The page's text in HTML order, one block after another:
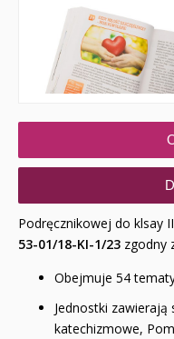
Podręcznikowej do klsay
53-01/18-KI-1/23 zgodny
Obejmuje 54
Jednostki zawierają
katechizmowe,